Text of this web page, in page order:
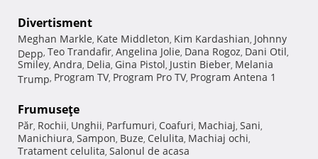
Divertisment
Meghan Markle, Kate Middleton, Kim Kardashian, Johnny
Depp, Teo Trandafir, Angelina Jolie, Dana Rogoz, Dani Otil,
Smiley, Andra, Delia, Gina Pistol, Justin Bieber, Melania
Trump, Program TV, Program Pro TV, Program Antena 1
Frumuseţe
Păr, Rochii, Unghii, Parfumuri, Coafuri, Machiaj, Sani,
Manichiura, Sampon, Buze, Celulita, Machiaj ochi,
Tratament celulita, Salonul de acasa